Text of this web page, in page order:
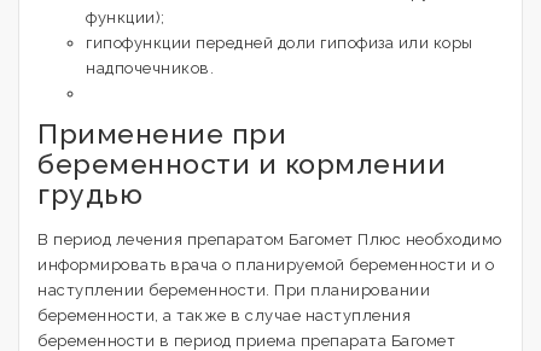
функции);
гипофункции передней доли гипофиза или коры
надпочечников.
Применение при
беременности и кормлении
грудью
В период лечения препаратом Багомет Плюс необходимо
информировать врача о планируемой беременности и о
наступлении беременности. При планировании
беременности, а также в случае наступления
беременности в период приема препарата Багомет